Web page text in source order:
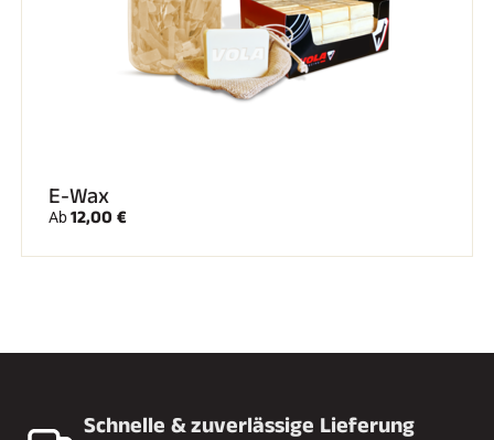
E-Wax
Ab12,00 €
Schnelle & zuverlässige Lieferung